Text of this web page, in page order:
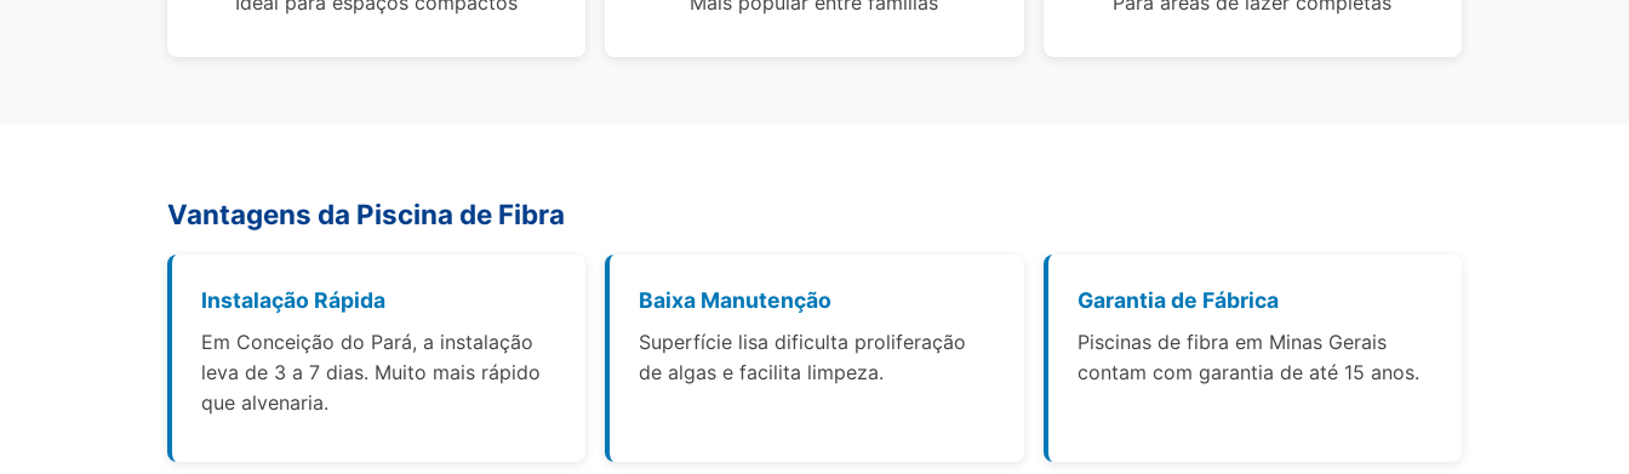
Vantagens da Piscina de Fibra
Instalação Rápida
Em Conceição do Pará, a instalação
leva de 3 a 7 dias. Muito mais rápido
que alvenaria.
Baixa Manutenção
Superfície lisa dificulta proliferação
de algas e facilita limpeza.
Garantia de Fábrica
Piscinas de fibra em Minas Gerais
contam com garantia de até 15 anos.